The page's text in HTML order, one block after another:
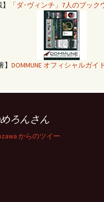
「ダ･ヴィンチ」7人のブック
】 DOMMUNE オフィシャルガイ
ろんさん
からのツイー